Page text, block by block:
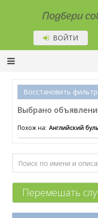
Подбери собаку!
ВОЙТИ
Восстановить фильтр
Выбрано
Похож на: Английский
Перемешать